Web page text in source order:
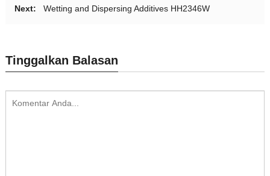
Next:
Wetting and Dispersing Additives HH2346W
Tinggalkan Balasan